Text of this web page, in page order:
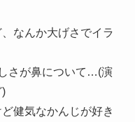
なんか大げさでイラ
さが鼻について…(演
)
健気なかんじが好き